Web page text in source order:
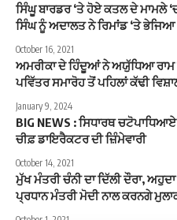
ਸਿੰਘੂ ਬਾਰਡਰ ‘ਤੇ ਹੋਏ ਕਤਲ ਦੇ ਮਾਮਲੇ
ਸਿੰਘ ਨੂੰ ਅਦਾਲਤ ਨੇ ਰਿਮਾਂਡ ‘ਤੇ ਭੇਜਿਆ
October 16, 2021
ਅਮਰੀਕਾ ਦੇ ਹਿੰਦੂਆਂ ਨੇ ਅਯੁੱਧਿਆ ਰਾਮ
ਪਵਿੱਤਰ ਸਮਾਰੋਹ ਤੋਂ ਪਹਿਲਾਂ ਕੱਢੀ
January 9, 2024
BIG NEWS : ਸਿਧਾਰਥ
ਚੀਫ਼ ਡਾਇਰੈਕਟਰ ਦੀ ਜ਼ਿੰਮੇਵਾਰੀ
October 14, 2021
ਮੁੱਖ ਮੰਤਰੀ ਚੰਨੀ ਦਾ ਦਿੱਲੀ ਦੌਰਾ,
ਪ੍ਰਧਾਨ ਮੰਤਰੀ ਮੋਦੀ ਨਾਲ ਕਰਨਗੇ